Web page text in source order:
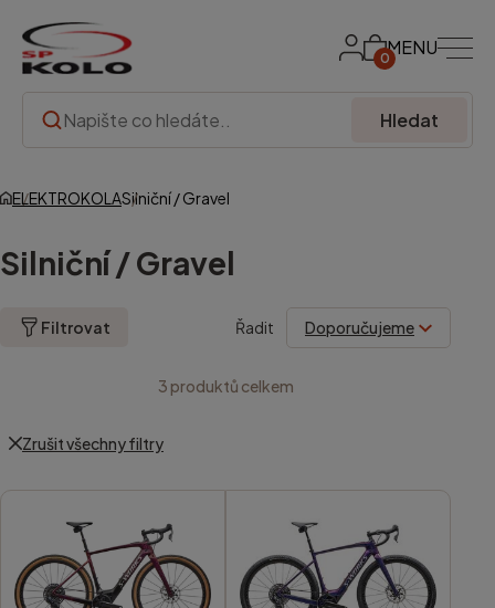
0MENU
Hledat
ELEKTROKOLASilniční / Gravel
Silniční / Gravel
Filtrovat Řadit
3 produktů celkem
Zrušit všechny filtry